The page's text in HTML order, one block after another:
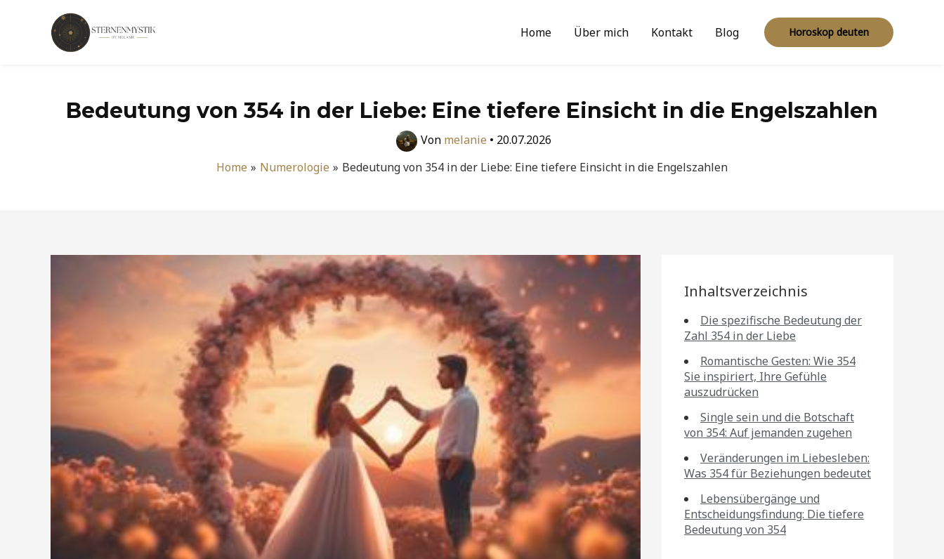
Home Über mich Kontakt Blog Horoskop deuten
Bedeutung von 354 in der Liebe: Eine tiefere Einsicht in die Engelszahlen
Von melanie • 20.07.2026
Home
Numerologie Bedeutung von 354 in der Liebe: Eine tiefere Einsicht in die Engelszahlen
Inhaltsverzeichnis
Die spezifische Bedeutung der
Zahl 354 in der Liebe
Romantische Gesten: Wie 354
Sie inspiriert, Ihre Gefühle
auszudrücken
Single sein und die Botschaft
von 354: Auf jemanden zugehen
Veränderungen im Liebesleben:
Was 354 für Beziehungen bedeutet
Lebensübergänge und
Entscheidungsfindung: Die tiefere
Bedeutung von 354